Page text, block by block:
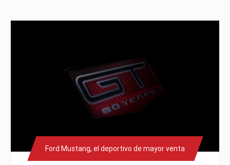
Ford Mustang, el deportivo de mayor venta